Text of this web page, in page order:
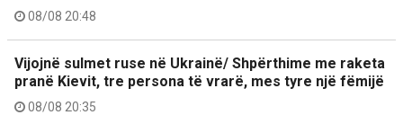
08/08 20:48
Vijojnë sulmet ruse në Ukrainë/ Shpërthime me raketa
pranë Kievit, tre persona të vrarë, mes tyre një fëmijë
08/08 20:35